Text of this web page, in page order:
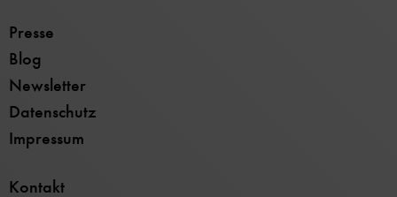
Presse
Blog
Newsletter
Datenschutz
Impressum
Kontakt